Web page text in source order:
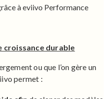
àeviivo Performance
croissance durable
ou que l’on gère un
permet :